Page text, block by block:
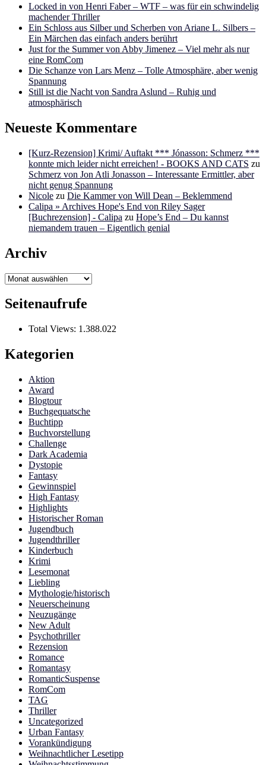
Locked in von Henri Faber – WTF – was für ein schwindelig
machender Thriller
Ein Schloss aus Silber und Scherben von Ariane L. Silbers –
Ein Märchen das einfach anders berührt
Just for the Summer von Abby Jimenez – Viel mehr als nur
eine RomCom
Die Schanze von Lars Menz – Tolle Atmosphäre, aber wenig
Spannung
Still ist die Nacht von Sandra Aslund – Ruhig und
atmosphärisch
Neueste Kommentare
[Kurz-Rezension] Krimi/ Auftakt *** Jónasson: Schmerz ***
konnte mich leider nicht erreichen! - BOOKS AND CATS zu
Schmerz von Jon Atli Jonasson – Interessante Ermittler, aber
nicht genug Spannung
Nicole zu Die Kammer von Will Dean – Beklemmend
Calipa » Archives Hope's End von Riley Sager
[Buchrezension] - Calipa zu Hope’s End – Du kannst
niemandem trauen – Eigentlich genial
Archiv
Archiv
Seitenaufrufe
Total Views: 1.388.022
Kategorien
Aktion
Award
Blogtour
Buchgequatsche
Buchtipp
Buchvorstellung
Challenge
Dark Academia
Dystopie
Fantasy
Gewinnspiel
High Fantasy
Highlights
Historischer Roman
Jugendbuch
Jugendthriller
Kinderbuch
Krimi
Lesemonat
Liebling
Mythologie/historisch
Neuerscheinung
Neuzugänge
New Adult
Psychothriller
Rezension
Romance
Romantasy
RomanticSuspense
RomCom
TAG
Thriller
Uncategorized
Urban Fantasy
Vorankündigung
Weihnachtlicher Lesetipp